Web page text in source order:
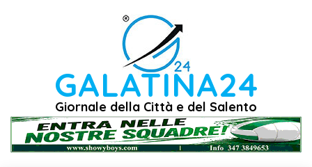
GALATINA24
Giornale della Città e del Salento